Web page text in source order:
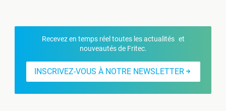
Recevez en temps réel toutes les actualités et
nouveautés de Fritec.
INSCRIVEZ-VOUS À NOTRE NEWSLETTER